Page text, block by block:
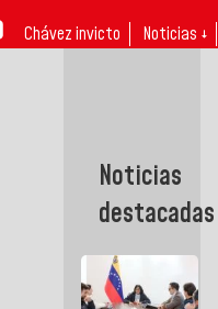
Chávez invicto Noticias ↓
Noticias
destacadas